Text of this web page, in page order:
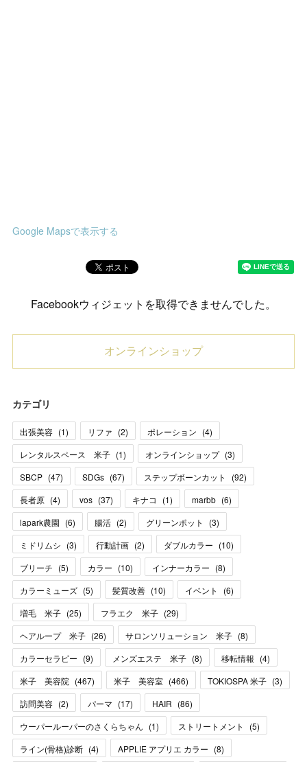
Google Mapsで表示する
Facebookウィジェットを取得できませんでした。
オンラインショップ
カテゴリ
出張美容 (1) リファ (2) ポレーション (4)
レンタルスペース 米子 (1) オンラインショップ (3)
SBCP (47) SDGs (67) ステップボーンカット (92)
長者原 (4) vos (37) キナコ (1) marbb (6)
lapark農園 (6) 腸活 (2) グリーンポット (3)
ミドリムシ (3) 行動計画 (2) ダブルカラー (10)
ブリーチ (5) カラー (10) インナーカラー (8)
カラーミューズ (5) 髪質改善 (10) イベント (6)
増毛 米子 (25) フラエク 米子 (29)
ヘアループ 米子 (26) サロンソリューション 米子 (8)
カラーセラピー (9) メンズエステ 米子 (8) 移転情報 (4)
米子 美容院 (467) 米子 美容室 (466) TOKIOSPA 米子 (3)
訪問美容 (2) パーマ (17) HAIR (86)
ウーパールーパーのさくらちゃん (1) ストリートメント (5)
ライン(骨格)診断 (4) APPLIE アプリエ カラー (8)